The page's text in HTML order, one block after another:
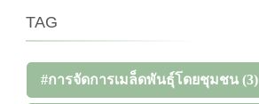
TAG
#การจัดการเมล็ดพันธุ์โดยชุมชน (3)